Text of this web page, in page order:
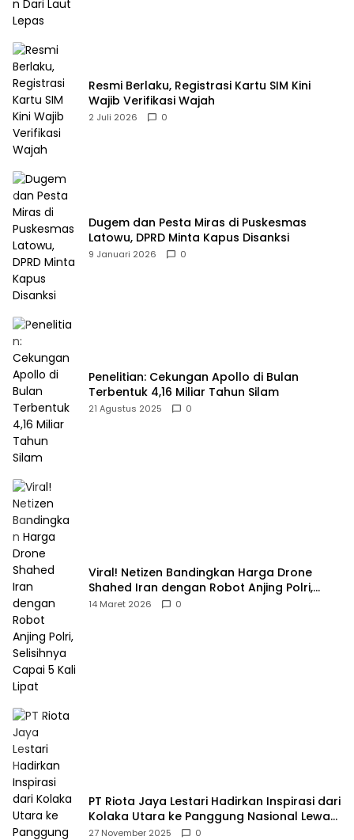
Resmi Berlaku, Registrasi Kartu SIM Kini
Wajib Verifikasi Wajah
2 Juli 2026 0
Dugem dan Pesta Miras di Puskesmas
Latowu, DPRD Minta Kapus Disanksi
9 Januari 2026 0
Penelitian: Cekungan Apollo di Bulan
Terbentuk 4,16 Miliar Tahun Silam
21 Agustus 2025 0
Viral! Netizen Bandingkan Harga Drone
Shahed Iran dengan Robot Anjing Polri,
Selisihnya Capai 5 Kali Lipat
14 Maret 2026 0
PT Riota Jaya Lestari Hadirkan Inspirasi dari
Kolaka Utara ke Panggung Nasional Lewat
Dua Penghargaan Bergengsi
27 November 2025 0